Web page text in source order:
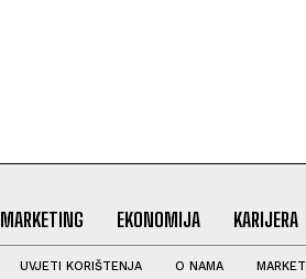
MARKETING EKONOMIJA KARIJERA
UVJETI KORIŠTENJA O NAMA